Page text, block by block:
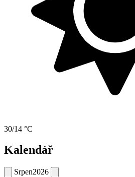
30/14 °C
Kalendář
Srpen2026